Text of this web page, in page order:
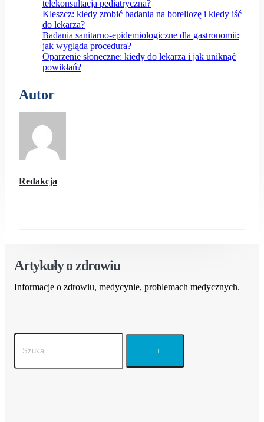
telekonsultacja pediatryczna?
Kleszcz: kiedy zrobić badania na boreliozę i kiedy iść
do lekarza?
Badania sanitarno-epidemiologiczne dla gastronomii:
jak wygląda procedura?
Oparzenie słoneczne: kiedy do lekarza i jak uniknąć
powikłań?
Autor
Redakcja
Artykuły o zdrowiu
Informacje o zdrowiu, medycynie, problemach medycznych.